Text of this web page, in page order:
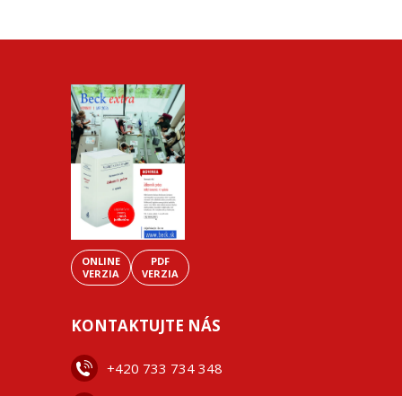
ONLINE
VERZIA
PDF
VERZIA
KONTAKTUJTE NÁS
+420 733 734 348